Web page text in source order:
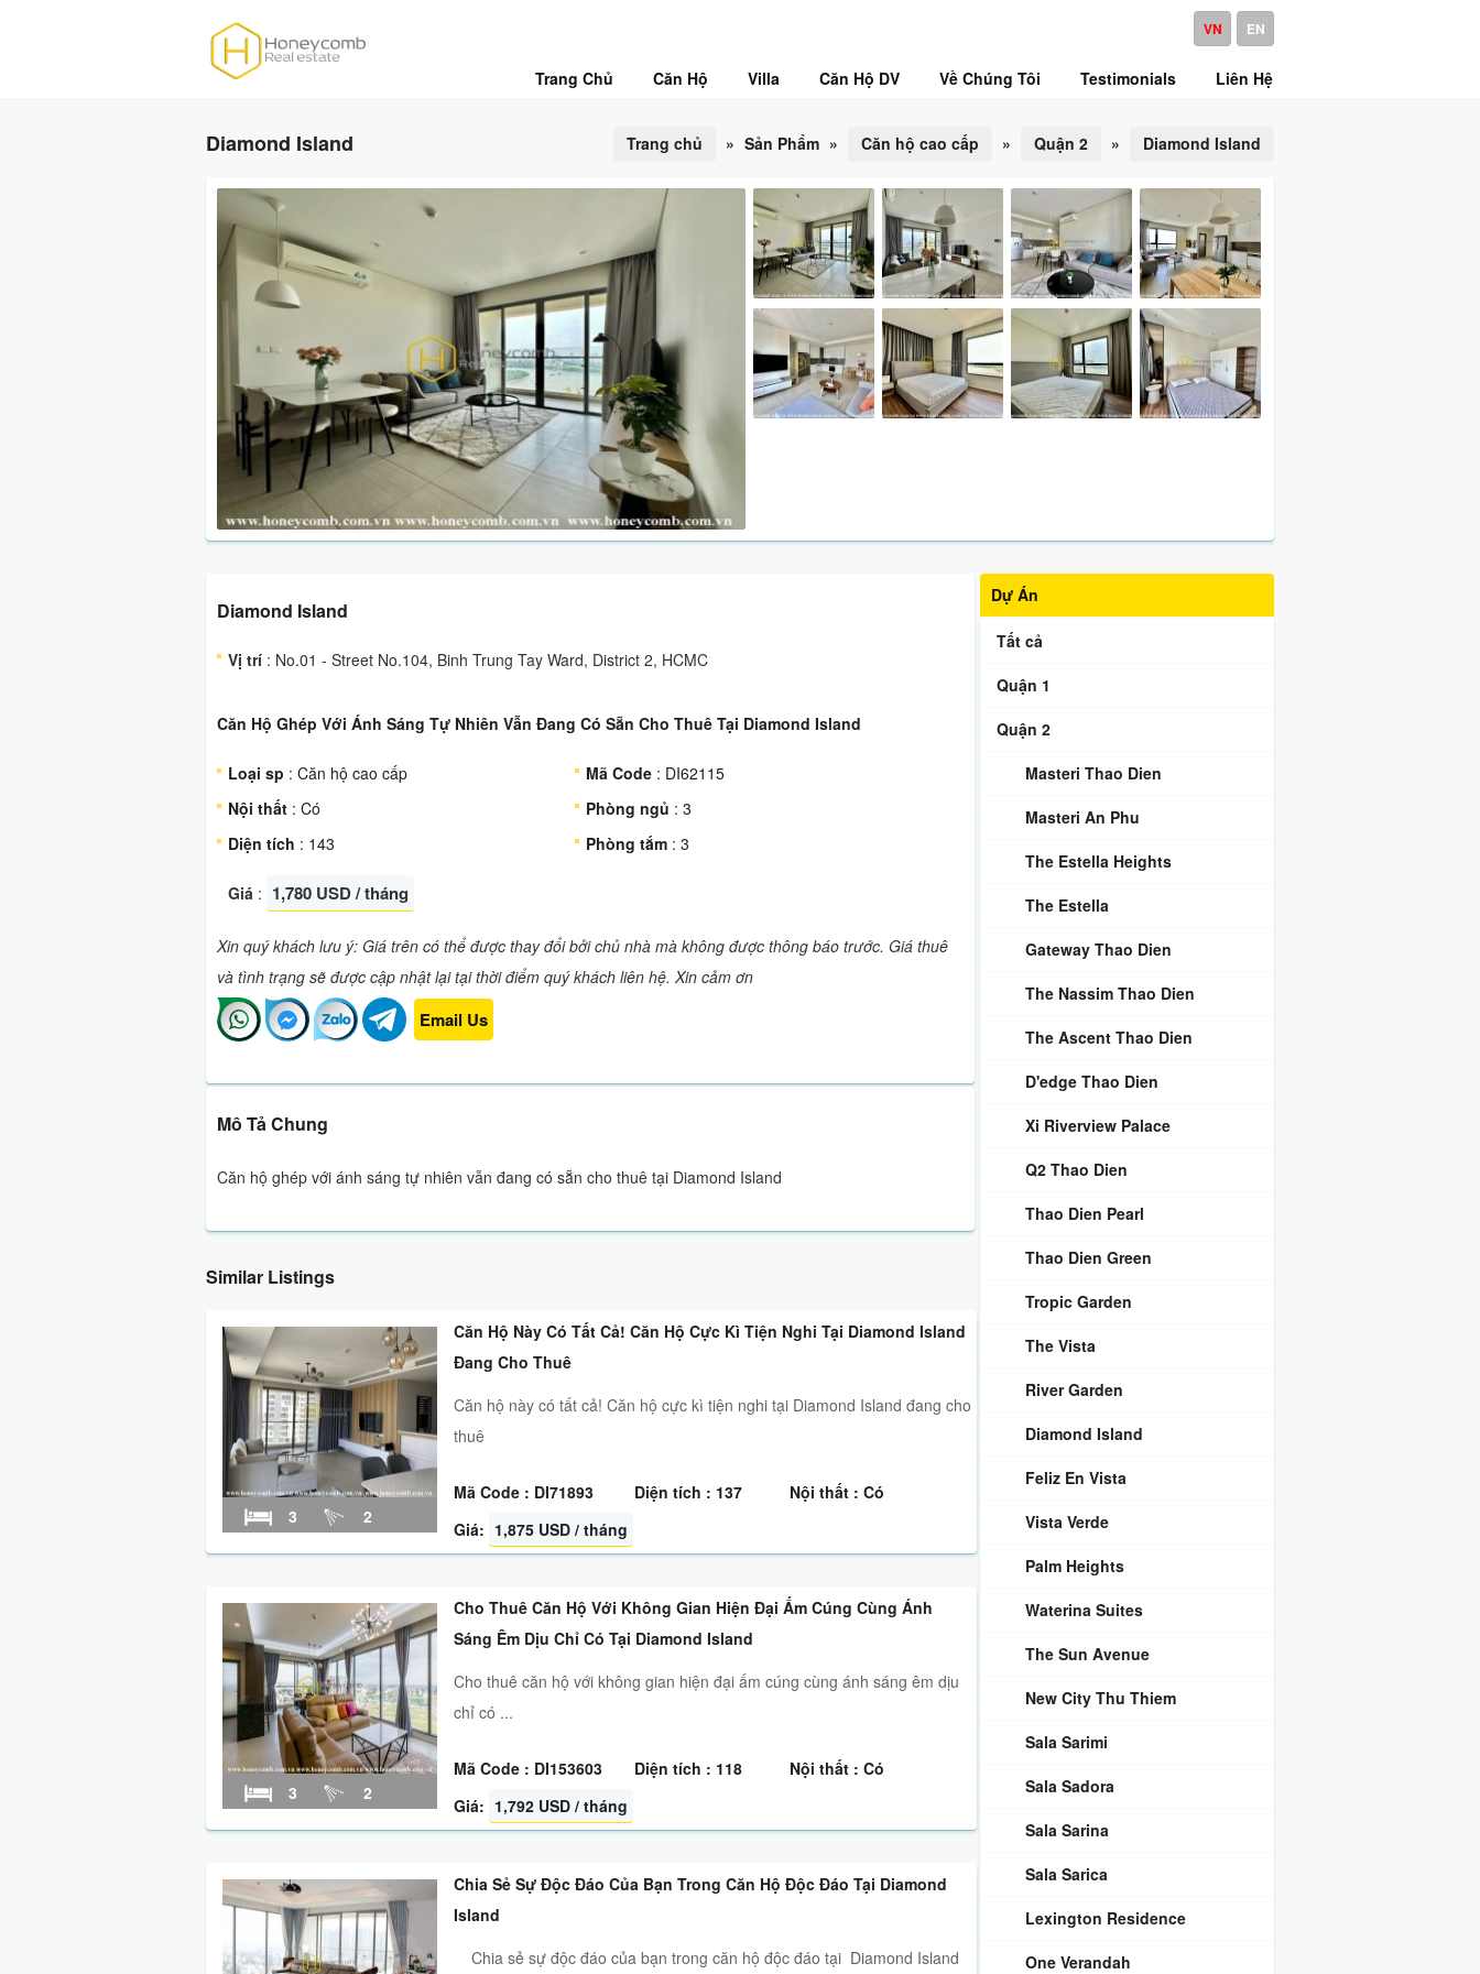
VN EN
Trang Chủ Căn Hộ Villa Căn Hộ DV Về Chúng Tôi Testimonials Liên Hệ
Diamond Island Trang chủ » Sản Phẩm » Căn hộ cao cấp » Quận 2 » Diamond Island
Diamond Island
Vị trí : No.01 - Street No.104, Binh Trung Tay Ward, District 2, HCMC
Căn Hộ Ghép Với Ánh Sáng Tự Nhiên Vẫn Đang Có Sẵn Cho Thuê Tại Diamond Island
Loại sp : Căn hộ cao cấp Mã Code : DI62115
Nội thất : Có Phòng ngủ : 3
Diện tích : 143 Phòng tắm : 3
Giá : 1,780 USD / tháng
Xin quý khách lưu ý: Giá trên có thể được thay đổi bởi chủ nhà mà không được thông báo trước. Giá thuê
và tình trạng sẽ được cập nhật lại tại thời điểm quý khách liên hệ. Xin cảm ơn
Email Us
Mô Tả Chung
Căn hộ ghép với ánh sáng tự nhiên vẫn đang có sẵn cho thuê tại Diamond Island
Similar Listings
3 2
Căn Hộ Này Có Tất Cả! Căn Hộ Cực Kì Tiện Nghi Tại Diamond Island
Đang Cho Thuê
Căn hộ này có tất cả! Căn hộ cực kì tiện nghi tại Diamond Island đang cho
thuê
Mã Code : DI71893 Diện tích : 137
Nội thất : Có
Giá: 1,875 USD / tháng
3 2
Cho Thuê Căn Hộ Với Không Gian Hiện Đại Ấm Cúng Cùng Ánh
Sáng Êm Dịu Chỉ Có Tại Diamond Island
Cho thuê căn hộ với không gian hiện đại ấm cúng cùng ánh sáng êm dịu
chỉ có ...
Mã Code : DI153603 Diện tích : 118
Nội thất : Có
Giá: 1,792 USD / tháng
Chia Sẻ Sự Độc Đáo Của Bạn Trong Căn Hộ Độc Đáo Tại Diamond
Island
Chia sẻ sự độc đáo của bạn trong căn hộ độc đáo tại Diamond Island
Dự Án
Tất cả
Quận 1
Quận 2
Masteri Thao Dien
Masteri An Phu
The Estella Heights
The Estella
Gateway Thao Dien
The Nassim Thao Dien
The Ascent Thao Dien
D'edge Thao Dien
Xi Riverview Palace
Q2 Thao Dien
Thao Dien Pearl
Thao Dien Green
Tropic Garden
The Vista
River Garden
Diamond Island
Feliz En Vista
Vista Verde
Palm Heights
Waterina Suites
The Sun Avenue
New City Thu Thiem
Sala Sarimi
Sala Sadora
Sala Sarina
Sala Sarica
Lexington Residence
One Verandah